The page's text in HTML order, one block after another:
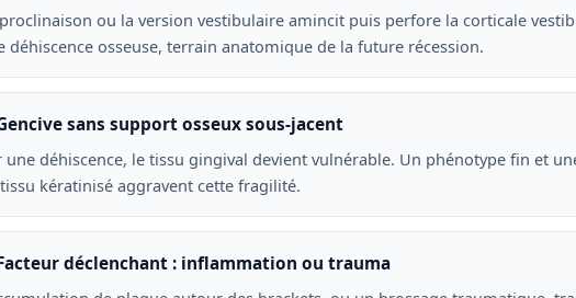
ou la version vestibulaire amincit puis perfore la corticale
déhiscence osseuse, terrain anatomique de la future récession.
sans support osseux sous-jacent
une déhiscence, le tissu gingival devient vulnérable. Un phénotype fin et
kératinisé aggravent cette fragilité.
déclenchant : inflammation ou trauma